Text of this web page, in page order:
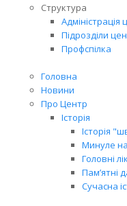
Структура
Адміністрація
Підрозділи
Профспілка
Головна
Новини
Про Центр
Історія
Історія
Минуле
Головні
Пам’ятні
Сучасна